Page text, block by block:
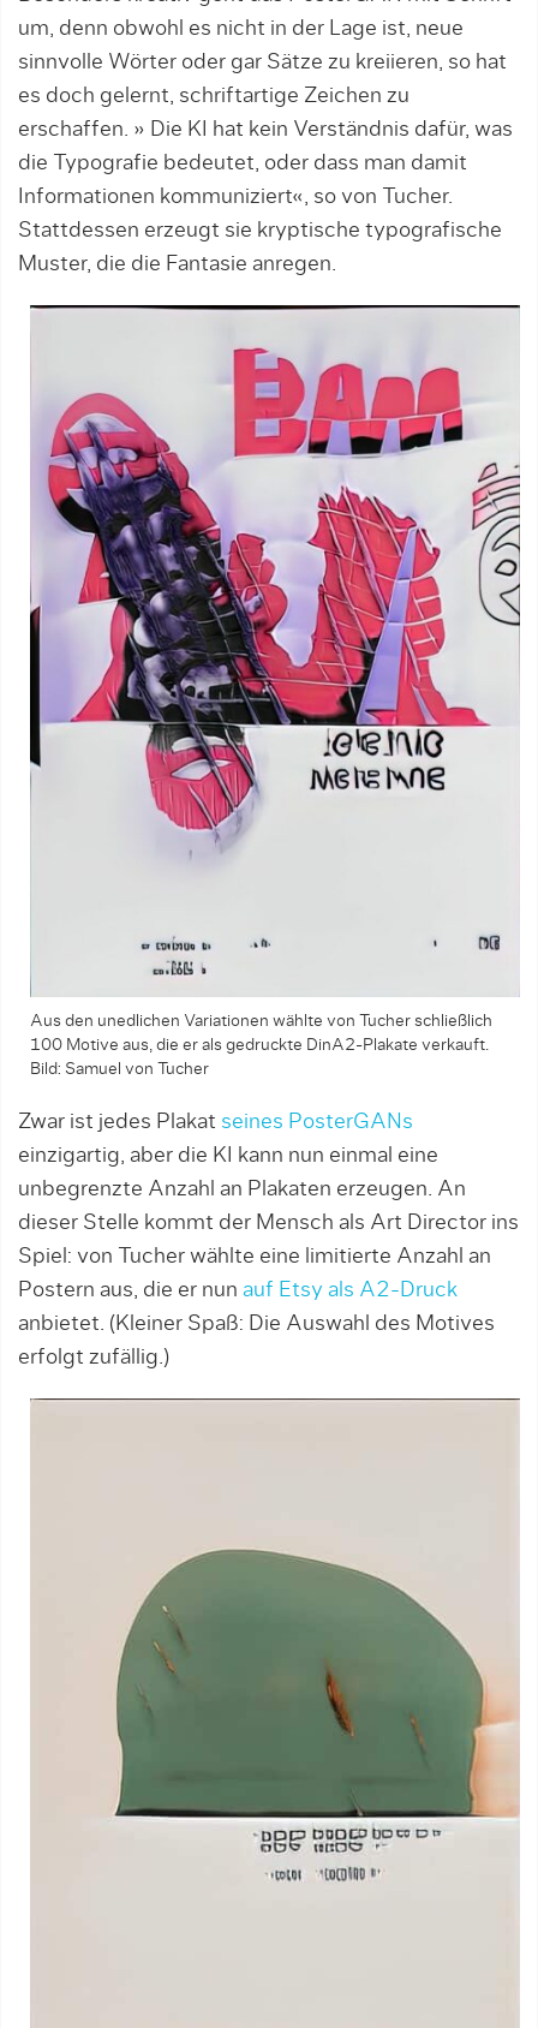
um, denn obwohl es nicht in der Lage ist, neue
sinnvolle Wörter oder gar Sätze zu kreiieren, so hat
es doch gelernt, schriftartige Zeichen zu
erschaffen. » Die KI hat kein Verständnis dafür, was
die Typografie bedeutet, oder dass man damit
Informationen kommuniziert«, so von Tucher.
Stattdessen erzeugt sie kryptische typografische
Muster, die die Fantasie anregen.
Aus den unedlichen Variationen wählte von Tucher schließlich
100 Motive aus, die er als gedruckte DinA2-Plakate verkauft.
Bild: Samuel von Tucher
Zwar ist jedes Plakat seines PosterGANs
einzigartig, aber die KI kann nun einmal eine
unbegrenzte Anzahl an Plakaten erzeugen. An
dieser Stelle kommt der Mensch als Art Director ins
Spiel: von Tucher wählte eine limitierte Anzahl an
Postern aus, die er nun auf Etsy als A2-Druck
anbietet. (Kleiner Spaß: Die Auswahl des Motives
erfolgt zufällig.)